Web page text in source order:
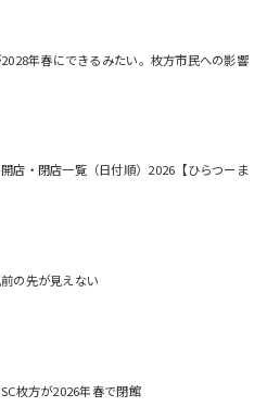
年春にできるみたい。枚方市民への影響
店・閉店一覧（日付順）2026【ひらつーま
の先が見えない
枚方が2026年春で閉館